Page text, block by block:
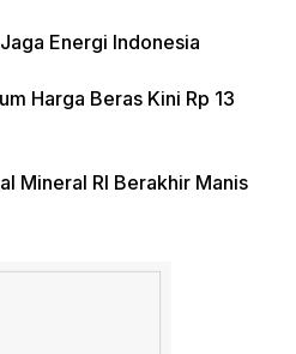
Energi Indonesia
Harga Beras Kini Rp 13
Mineral RI Berakhir Manis